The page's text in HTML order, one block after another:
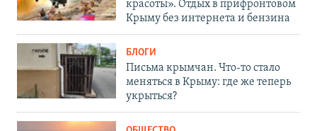
красоты». Отдых в прифронтовом
Крыму без интернета и бензина
БЛОГИ
Письма крымчан. Что-то стало
меняться в Крыму: где же теперь
укрыться?